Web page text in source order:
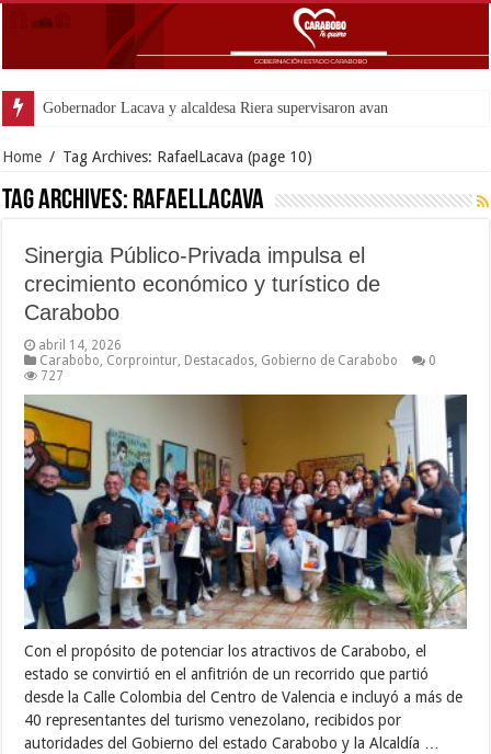
Home / Tag Archives: RafaelLacava (page 10)
Tag Archives: RafaelLacava
Sinergia Público-Privada impulsa el
crecimiento económico y turístico de
Carabobo
abril 14, 2026
Carabobo Corprointur Destacados Gobierno de Carabobo
0
727
Con el propósito de potenciar los atractivos de Carabobo, el
estado se convirtió en el anfitrión de un recorrido que partió
desde la Calle Colombia del Centro de Valencia e incluyó a más de
40 representantes del turismo venezolano, recibidos por
autoridades del Gobierno del estado Carabobo y la Alcaldía …